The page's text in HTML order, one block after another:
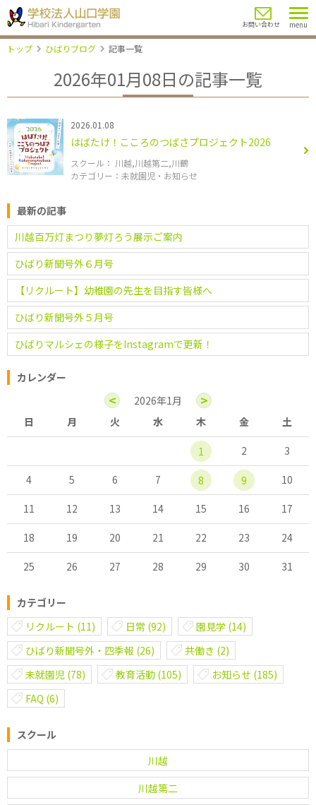
menu
お問い合わせ
トップ ひばりブログ 記事一覧
2026年01月08日の記事一覧
2026.01.08
はばたけ！こころのつばさプロジェクト2026
川越 川越第二 川鶴
未就園児
お知らせ
最新の記事
川越百万灯まつり夢灯ろう展示ご案内
ひばり新聞号外６月号
【リクルート】幼稚園の先生を目指す皆様へ
ひばり新聞号外５月号
ひばりマルシェの様子をInstagramで更新！
カレンダー
< 2026年1月 >
日 月 火 水 木 金 土
1 2 3
4 5 6 7 8 9 10
11 12 13 14 15 16 17
18 19 20 21 22 23 24
25 26 27 28 29 30 31
カテゴリー
リクルート (11) 日常 (92) 園見学 (14)
ひばり新聞号外・四季報 (26) 共働き (2)
未就園児 (78) 教育活動 (105) お知らせ (185)
FAQ (6)
スクール
川越
川越第二